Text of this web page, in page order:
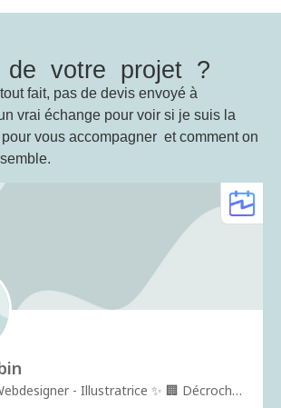
de votre projet ?
fait, pas de devis envoyé à
vrai échange pour voir si je suis la
vous accompagner et comment on